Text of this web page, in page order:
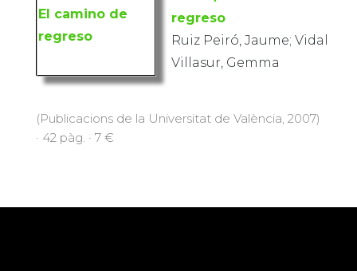
regreso
Ruiz Peiró, Jaume; Vidal
Villasur, Gemma
(Publicacions de la Universitat de València, 2007)
· 42 pàg. · 7 €